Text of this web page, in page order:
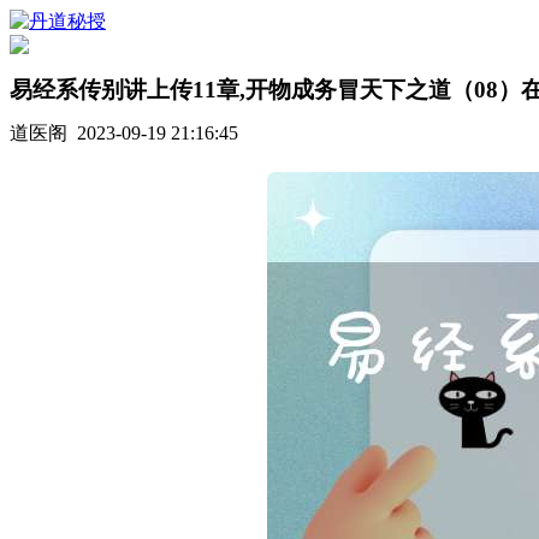
易经系传别讲上传11章,开物成务冒天下之道（08）
道医阁 2023-09-19 21:16:45